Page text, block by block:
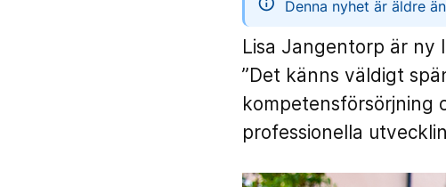
Denna nyhet är äldre
Lisa Jangentorp är ny
”Det känns väldigt
kompetensförsörjning
professionella